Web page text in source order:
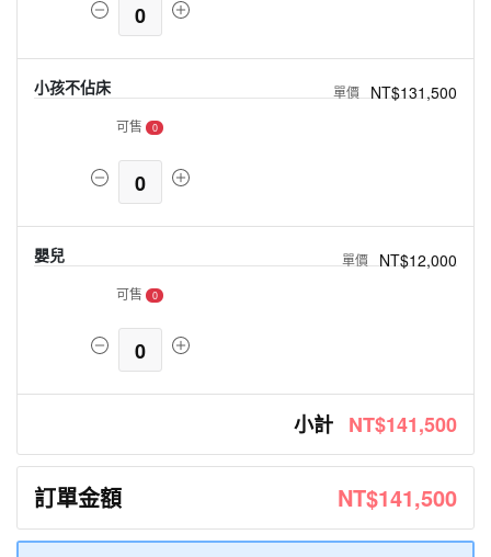
0
小孩不佔床 NT$131,500
可售 0
0
嬰兒 NT$12,000
可售 0
0
小計 NT$141,500
訂單金額 NT$141,500